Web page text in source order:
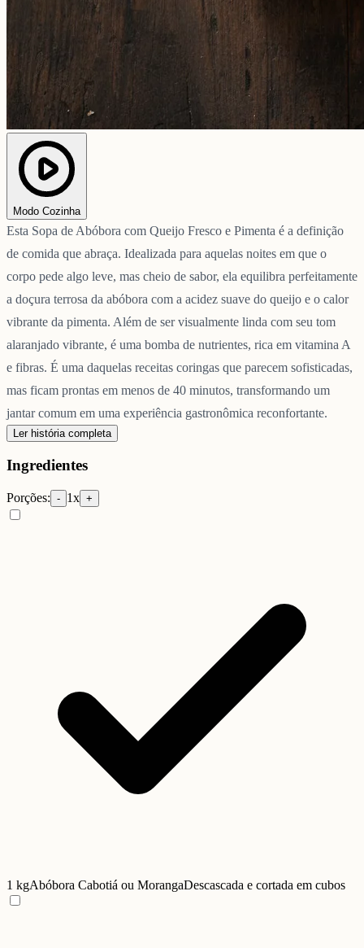
Modo Cozinha
Esta Sopa de Abóbora com Queijo Fresco e Pimenta é a definição
de comida que abraça. Idealizada para aquelas noites em que o
corpo pede algo leve, mas cheio de sabor, ela equilibra perfeitamente
a doçura terrosa da abóbora com a acidez suave do queijo e o calor
vibrante da pimenta. Além de ser visualmente linda com seu tom
alaranjado vibrante, é uma bomba de nutrientes, rica em vitamina A
e fibras. É uma daquelas receitas coringas que parecem sofisticadas,
mas ficam prontas em menos de 40 minutos, transformando um
jantar comum em uma experiência gastronômica reconfortante.
Ler história completa
Ingredientes
Porções: - 1x +
1 kgAbóbora Cabotiá ou MorangaDescascada e cortada em cubos